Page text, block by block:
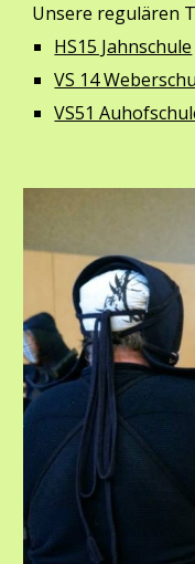
Unsere regulären
HS15 Jahnschule
VS 14
VS51